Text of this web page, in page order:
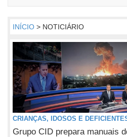
INÍCIO > NOTICIÁRIO
CRIANÇAS, IDOSOS E
Grupo CID prepara manuais